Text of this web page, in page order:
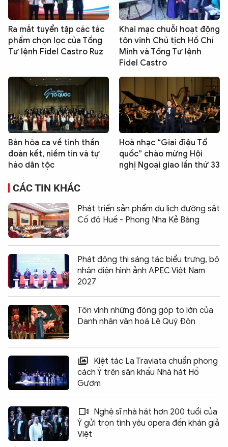
Ra mắt tuyển tập các tác
phẩm chọn lọc của Tổng
Tư lệnh Fidel Castro Ruz
Khai mạc chuỗi hoạt động
tôn vinh Chủ tịch Hồ Chí
Minh và Tổng Tư lệnh
Fidel Castro
Bản hòa ca về tinh thần
đoàn kết, niềm tin và tự
hào dân tộc
Hoà nhạc “Giai điệu Tổ
quốc” chào mừng Hội
nghị Ngoại giao lần thứ 33
CÁC TIN KHÁC
Phát triển sản phẩm du lịch đường sắt
Cố đô Huế - Phong Nha Kẻ Bàng
Phát động thi sáng tác biểu trưng, bộ
nhận diện hình ảnh APEC Việt Nam
2027
Tôn vinh những đóng góp to lớn của
Danh nhân văn hoá Lê Quý Đôn
Kiệt tác La Traviata chuẩn phong
cách Ý trên sân khấu Nhà hát Hồ
Gươm
Nghệ sĩ nhà hát hơn 200 tuổi của
Ý gửi trọn tình yêu opera đến khán giả
Việt